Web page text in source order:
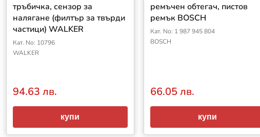
тръбичка, сензор за
налягане (филтър за твърди
частици) WALKER
Кат. No: 10796
WALKER
94.63 лв.
купи
ремъчен обтегач, пистов
ремък BOSCH
Кат. No: 1 987 945 804
BOSCH
66.05 лв.
купи